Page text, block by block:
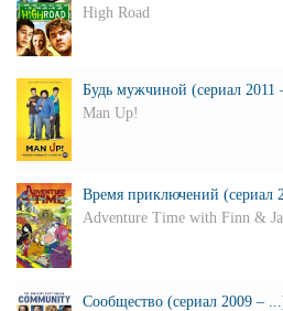
High Road
Будь мужчиной (сериал 2011
Man Up!
Время приключений (сериал
Adventure Time with Finn &
Сообщество (сериал 2009 –